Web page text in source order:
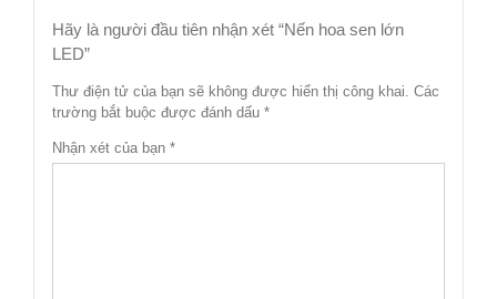
Hãy là người đầu tiên nhận xét “Nến hoa sen lớn
LED”
Thư điện tử của bạn sẽ không được hiển thị công khai. Các
trường bắt buộc được đánh dấu *
Nhận xét của bạn *